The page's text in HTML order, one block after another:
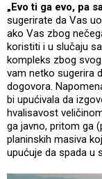
„Evo ti ga evo, pa
sugerirate da Vas
ako Vas zbog
koristiti i u slučaju
kompleks zbog
vam netko sugerira
dogovora.
bi upućivala da
hvalisavost
ga javno, pritom ga
planinskih masiva
upućuje da spada u